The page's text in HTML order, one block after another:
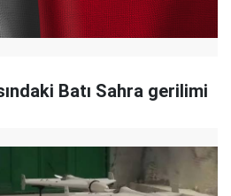
Batı Sahra gerilimi